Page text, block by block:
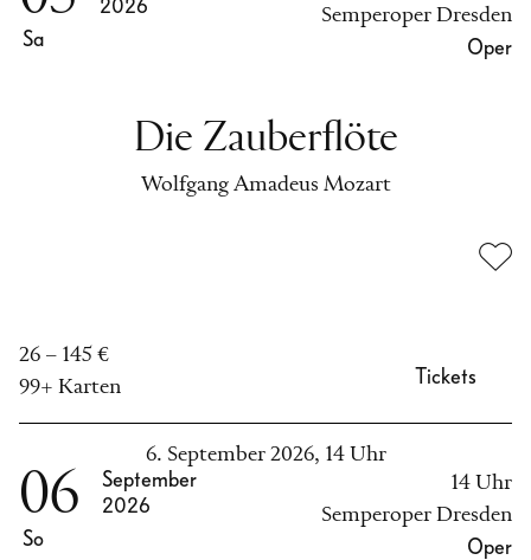
Die Zauberflöte
Wolfgang Amadeus Mozart
Sa
2026 Semperoper Dresden
Oper
Tickets
26 – 145 €
99+ Karten
6. September 2026, 14 Uhr
06
So
September
2026
14 Uhr
Semperoper Dresden
Oper